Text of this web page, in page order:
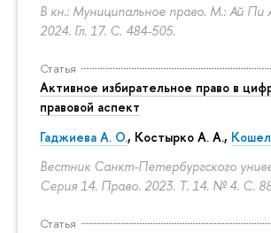
В кн.: Муниципальное право. М.: Ай Пи
2024. Гл. 17. С. 484-505.
Статья
Активное избирательное право в
правовой аспект
Гаджиева А. О., Костырко А. А.,
Вестник Санкт-Петербургского
Серия 14. Право. 2023. Т. 14. № 4. С.
Статья